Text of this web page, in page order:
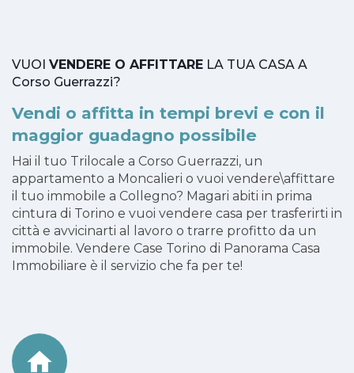
VUOI VENDERE O AFFITTARE LA TUA CASA A
Corso Guerrazzi?
Vendi o affitta in tempi brevi e con il
maggior guadagno possibile
Hai il tuo Trilocale a Corso Guerrazzi, un
appartamento a Moncalieri o vuoi vendere\affittare
il tuo immobile a Collegno? Magari abiti in prima
cintura di Torino e vuoi vendere casa per trasferirti in
città e avvicinarti al lavoro o trarre profitto da un
immobile. Vendere Case Torino di Panorama Casa
Immobiliare è il servizio che fa per te!